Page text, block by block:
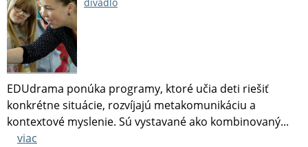
divadlo
EDUdrama ponúka programy, ktoré učia deti riešiť
konkrétne situácie, rozvíjajú metakomunikáciu a
kontextové myslenie. Sú vystavané ako kombinovaný...
viac